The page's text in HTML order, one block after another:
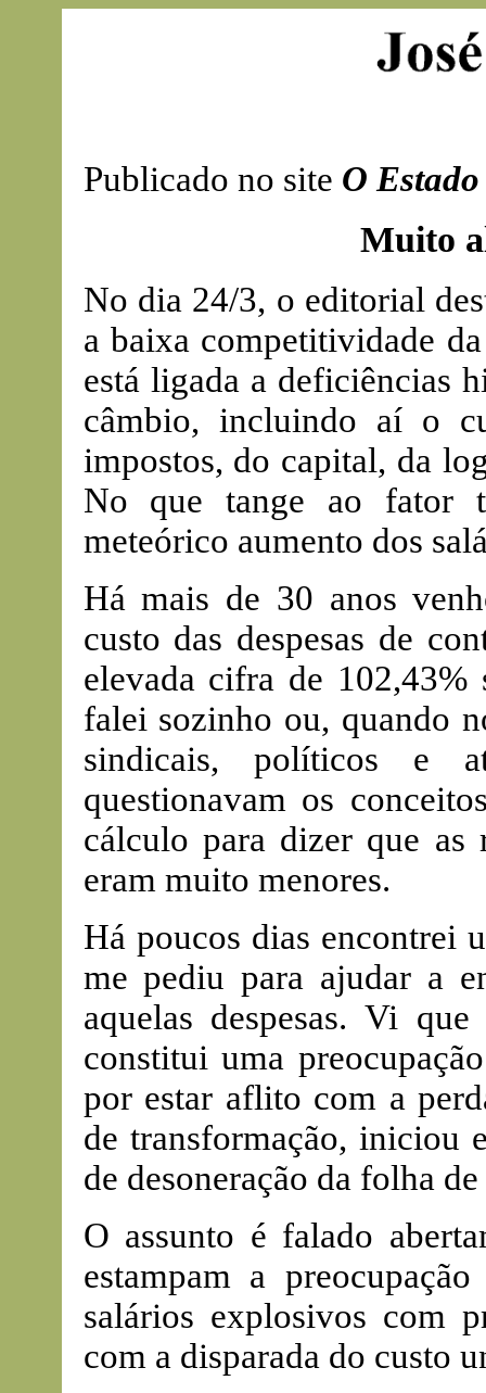
Publicado no site O
Muito
No dia 24/3, o editorial
a baixa competitividade
está ligada a deficiências
câmbio, incluindo aí o
impostos, do capital, da
No que tange ao fator
meteórico aumento dos
Há mais de 30 anos
custo das despesas de
elevada cifra de
falei sozinho ou, quando
sindicais, políticos e
questionavam os
cálculo para dizer que as
eram muito menores.
Há poucos dias encontrei
me pediu para ajudar a
aquelas despesas. Vi
constitui uma
por estar aflito com a
de transformação, iniciou
de desoneração da folha
O assunto é falado
estampam a
salários explosivos com
com a disparada do custo